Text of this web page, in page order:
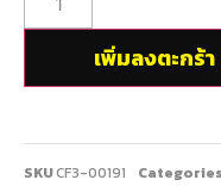
เพิ่มลงตะกร้า
SKUCF3-00191 Categories